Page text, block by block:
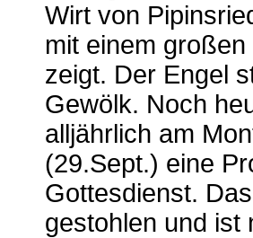
Wirt von
mit einem
zeigt. Der Engel
Gewölk. Noch
alljährlich am
(29.Sept.) eine
Gottesdienst.
gestohlen und